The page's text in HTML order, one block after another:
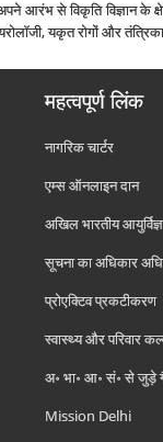
आरंभ से विकृति विज्ञान
यकृत रोगों और
महत्वपूर्ण लिंक
नागरिक चार्टर
एम्स ऑनलाइन दान
अखिल भारतीय
सूचना का अधिकार
प्रोएक्टिव प्रकटीकरण
स्वास्थ्य और परिवार
अ॰ भा॰ आ॰ सं॰ से जुड़े
Mission Delhi